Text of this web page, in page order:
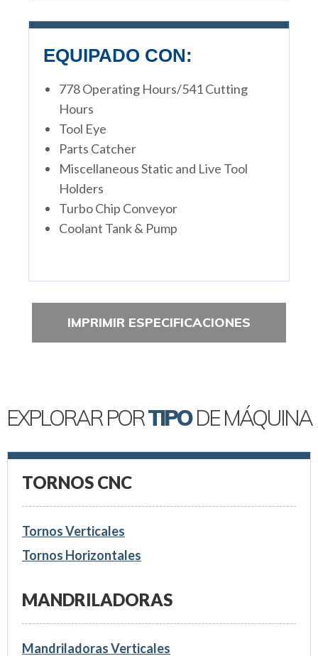
EQUIPADO CON:
778 Operating Hours/541 Cutting
Hours
Tool Eye
Parts Catcher
Miscellaneous Static and Live Tool
Holders
Turbo Chip Conveyor
Coolant Tank & Pump
IMPRIMIR ESPECIFICACIONES
EXPLORAR PORTIPODE MÁQUINA
TORNOS CNC
Tornos Verticales
Tornos Horizontales
MANDRILADORAS
Mandriladoras Verticales